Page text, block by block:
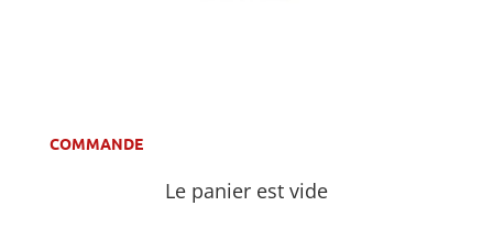
COMMANDE
Le panier est vide